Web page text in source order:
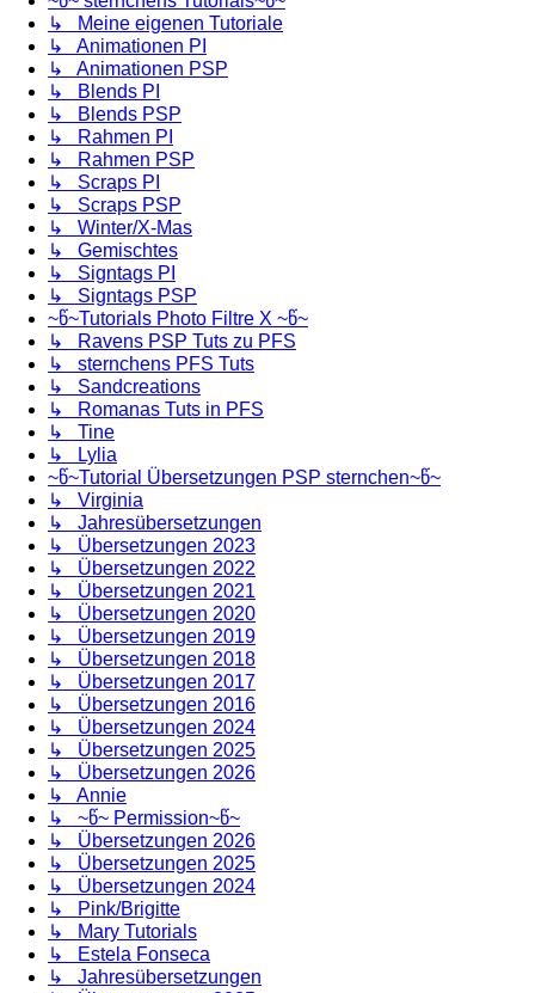
↳ Meine eigenen Tutoriale
↳ Animationen PI
↳ Animationen PSP
↳ Blends PI
↳ Blends PSP
↳ Rahmen PI
↳ Rahmen PSP
↳ Scraps PI
↳ Scraps PSP
↳ Winter/X-Mas
↳ Gemischtes
↳ Signtags PI
↳ Signtags PSP
~წ~Tutorials Photo Filtre X ~წ~
↳ Ravens PSP Tuts zu PFS
↳ sternchens PFS Tuts
↳ Sandcreations
↳ Romanas Tuts in PFS
↳ Tine
↳ Lylia
~წ~Tutorial Übersetzungen PSP sternchen~წ~
↳ Virginia
↳ Jahresübersetzungen
↳ Übersetzungen 2023
↳ Übersetzungen 2022
↳ Übersetzungen 2021
↳ Übersetzungen 2020
↳ Übersetzungen 2019
↳ Übersetzungen 2018
↳ Übersetzungen 2017
↳ Übersetzungen 2016
↳ Übersetzungen 2024
↳ Übersetzungen 2025
↳ Übersetzungen 2026
↳ Annie
↳ ~წ~ Permission~წ~
↳ Übersetzungen 2026
↳ Übersetzungen 2025
↳ Übersetzungen 2024
↳ Pink/Brigitte
↳ Mary Tutorials
↳ Estela Fonseca
↳ Jahresübersetzungen